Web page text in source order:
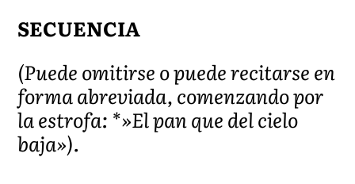
SECUENCIA
(Puede omitirse o puede recitarse en
forma abreviada, comenzando por
la estrofa: *»El pan que del cielo
baja»).